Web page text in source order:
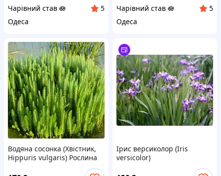
Чарівний став 🪷
5
Одеса
Чарівний став 🪷
5
Одеса
Водяна сосонка (Хвістник,
Hippuris vulgaris) Рослина
Ірис версиколор (Iris
versicolor)